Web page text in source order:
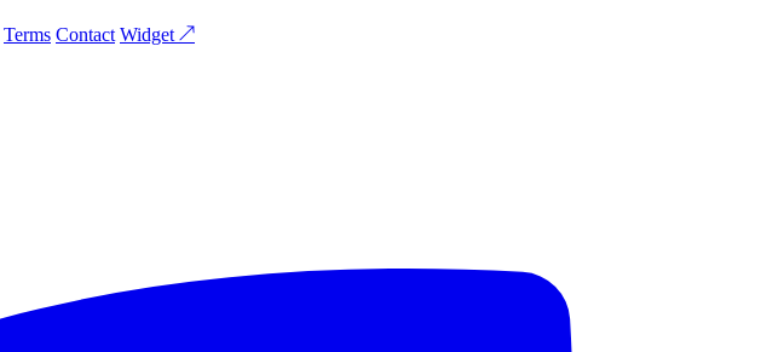
Terms Contact Widget ↗